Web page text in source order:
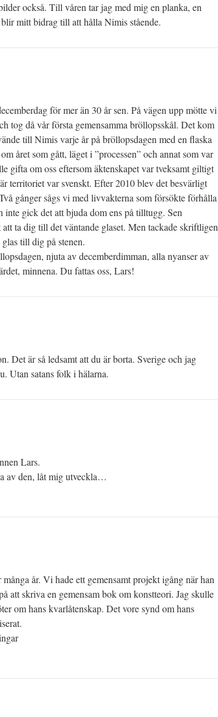
också. Till våren tar jag med mig en planka, en
mitt bidrag till att hålla Nimis stående.
för mer än 30 år sen. På vägen upp mötte vi
tog då vår första gemensamma bröllopsskål. Det kom
till Nimis varje år på bröllopsdagen med en flaska
året som gått, läget i ”processen” och annat som var
gifta om oss eftersom äktenskapet var tveksamt giltigt
territoriet var svenskt. Efter 2010 blev det besvärligt
gånger sågs vi med livvakterna som försökte förhålla
gick det att bjuda dom ens på tilltugg. Sen
ta dig till det väntande glaset. Men tackade skriftligen
till dig på stenen.
njuta av decemberdimman, alla nyanser av
minnena. Du fattas oss, Lars!
Det är så ledsamt att du är borta. Sverige och jag
Utan satans folk i hälarna.
Lars.
av den, låt mig utveckla…
år. Vi hade ett gemensamt projekt igång när han
att skriva en gemensam bok om konstteori. Jag skulle
om hans kvarlåtenskap. Det vore synd om hans